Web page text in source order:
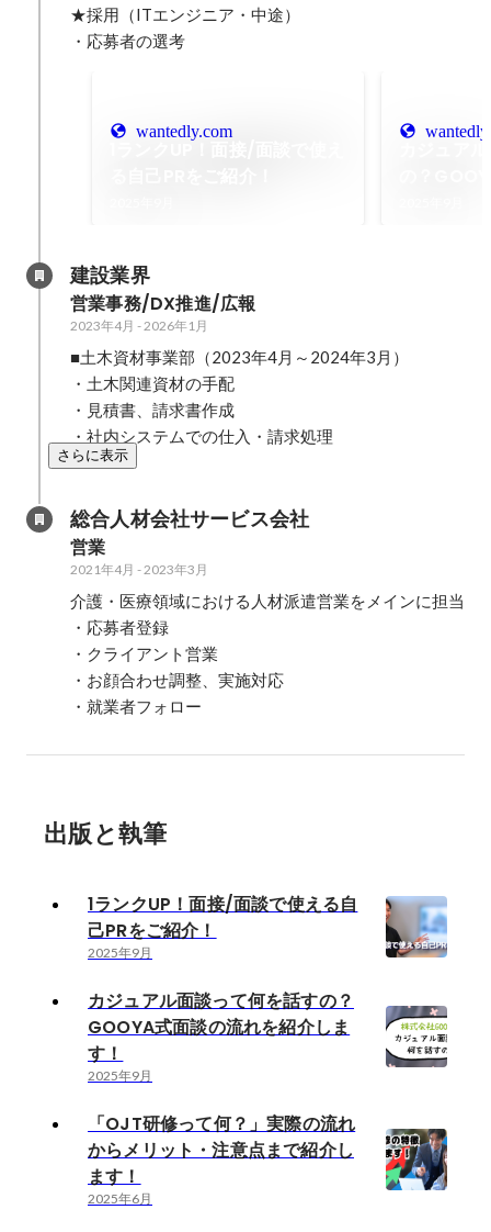
★採用（ITエンジニア・中途）
・応募者の選考
wantedly.com
建設業界
営業事務/DX推進/広報
2023年4月 - 2026年1月
■土木資材事業部（2023年4月～2024年3月）
・土木関連資材の手配
・見積書、請求書作成
・社内システムでの仕入・請求処理
さらに表示
総合人材会社サービス会社
営業
2021年4月 - 2023年3月
介護・医療領域における人材派遣営業をメインに担当
・応募者登録
・クライアント営業
・お顔合わせ調整、実施対応
・就業者フォロー
出版と執筆
1ランクUP！面接/面談で使える自
己PRをご紹介！
2025年9月
カジュアル面談って何を話すの？
GOOYA式面談の流れを紹介しま
す！
2025年9月
「OJT研修って何？」実際の流れ
からメリット・注意点まで紹介し
ます！
2025年6月